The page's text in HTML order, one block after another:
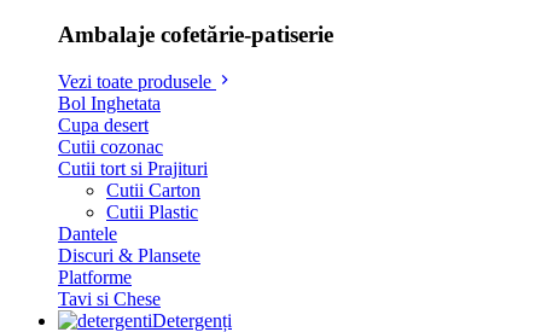
Ambalaje cofetărie-patiserie
Vezi toate produsele
Bol Inghetata
Cupa desert
Cutii cozonac
Cutii tort si Prajituri
Cutii Carton
Cutii Plastic
Dantele
Discuri & Plansete
Platforme
Tavi si Chese
Detergenți